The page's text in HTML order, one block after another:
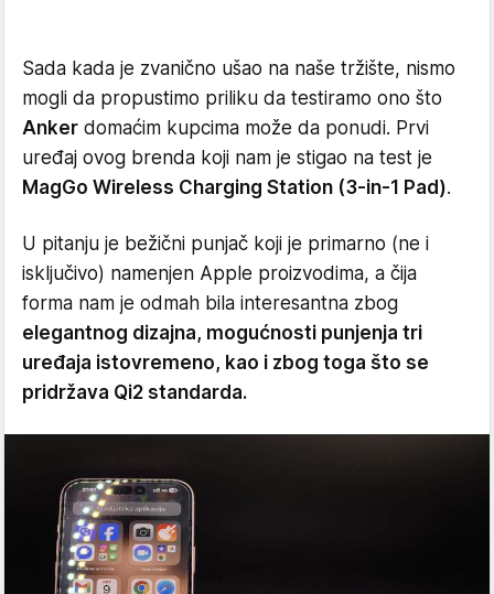
Sada kada je zvanično ušao na naše tržište, nismo
mogli da propustimo priliku da testiramo ono što
Anker domaćim kupcima može da ponudi. Prvi
uređaj ovog brenda koji nam je stigao na test je
MagGo Wireless Charging Station (3-in-1 Pad).
U pitanju je bežični punjač koji je primarno (ne i
isključivo) namenjen Apple proizvodima, a čija
forma nam je odmah bila interesantna zbog
elegantnog dizajna, mogućnosti punjenja tri
uređaja istovremeno, kao i zbog toga što se
pridržava Qi2 standarda.